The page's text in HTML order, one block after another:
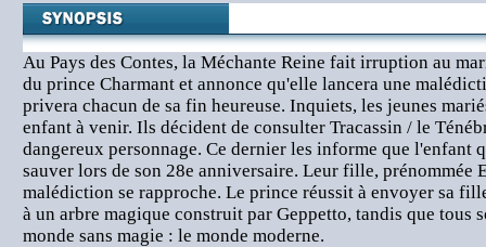
Au Pays des Contes, la Méchante Reine fait irruption au
du prince Charmant et annonce qu'elle lancera une
privera chacun de sa fin heureuse. Inquiets, les jeunes
enfant à venir. Ils décident de consulter Tracassin / le
dangereux personnage. Ce dernier les informe que l'enfant
sauver lors de son 28e anniversaire. Leur fille, prénommée
malédiction se rapproche. Le prince réussit à envoyer sa
à un arbre magique construit par Geppetto, tandis que tous
monde sans magie : le monde moderne.